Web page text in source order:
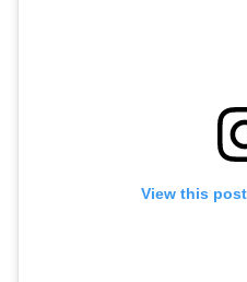
View this